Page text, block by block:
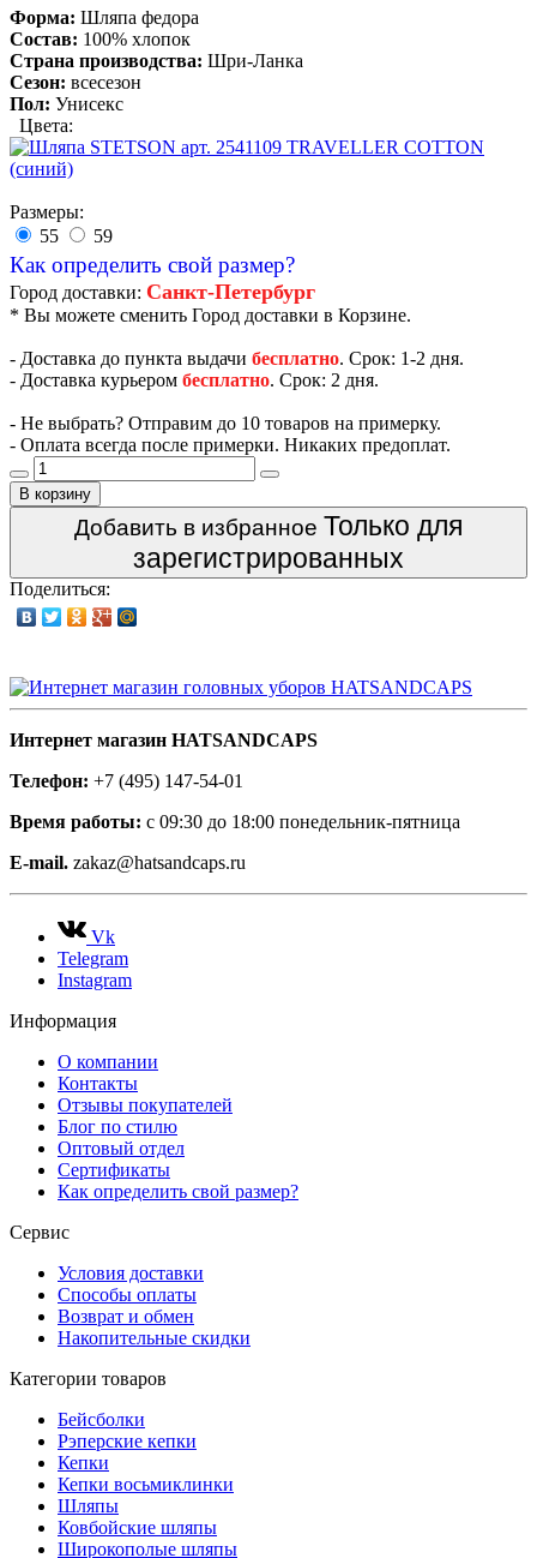
Форма: Шляпа федора
Состав: 100% хлопок
Страна производства: Шри-Ланка
Сезон: всесезон
Пол: Унисекс
Цвета:
Размеры:
55
59
Как определить свой размер?
Город доставки: Санкт-Петербург
* Вы можете сменить Город доставки в Корзине.
- Доставка до пункта выдачи бесплатно. Срок: 1-2 дня.
- Доставка курьером бесплатно. Срок: 2 дня.
- Не выбрать? Отправим до 10 товаров на примерку.
- Оплата всегда после примерки. Никаких предоплат.
В корзину
Добавить в избранное Только для
зарегистрированных
Поделиться:
Интернет магазин HATSANDCAPS
Телефон: +7 (495) 147-54-01
Время работы: с 09:30 до 18:00 понедельник-пятница
E-mail. zakaz@hatsandcaps.ru
Vk
Telegram
Instagram
Информация
О компании
Контакты
Отзывы покупателей
Блог по стилю
Оптовый отдел
Сертификаты
Как определить свой размер?
Сервис
Условия доставки
Способы оплаты
Возврат и обмен
Накопительные скидки
Категории товаров
Бейсболки
Рэперские кепки
Кепки
Кепки восьмиклинки
Шляпы
Ковбойские шляпы
Широкополые шляпы